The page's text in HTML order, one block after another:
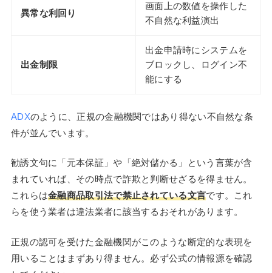
異常な利回り
画面上の数値を操作した
不自然な利益演出
出金制限
出金申請時にシステムを
ブロックし、ログイン不
能にする
ADXのように、正規の金融機関ではあり得ない不自然な条
件が並んでいます。
勧誘文句に「元本保証」や「絶対儲かる」という言葉が含
まれていれば、その時点で詐欺と判断せざるを得ません。
これらは金融商品取引法で禁止されている文言です。これ
らを使う業者は違法業者に該当するおそれがあります。
正規の認可を受けた金融機関がこのような断定的な表現を
用いることはまずあり得ません。必ず公式の情報源を確認